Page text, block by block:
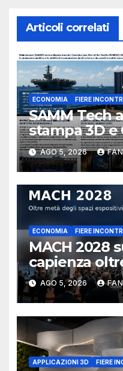
Articoli correlati
ECONOMIA FIERE
SAMM Tech
stampa 3D e
Essex e
AGO 5, 2026
ECONOMIA FIERE
MACH 2028
capienza
quadrati già
AGO 5, 2026
APPLICAZIONI 3D FIERE